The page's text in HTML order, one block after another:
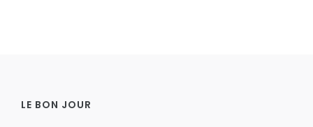
LE BON JOUR